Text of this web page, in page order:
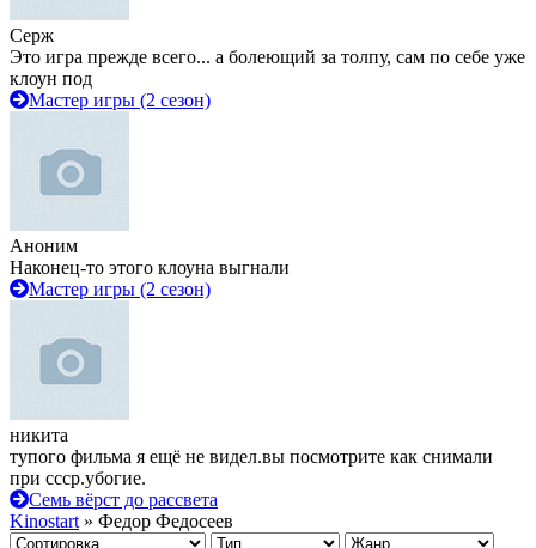
Серж
Это игра прежде всего... а болеющий за толпу, сам по себе уже
клоун под
Мастер игры (2 сезон)
Аноним
Наконец-то этого клоуна выгнали
Мастер игры (2 сезон)
никита
тупого фильма я ещё не видел.вы посмотрите как снимали
при ссср.убогие.
Семь вёрст до рассвета
Kinostart » Федор Федосеев